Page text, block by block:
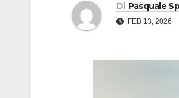
Di Pasquale
FEB 13, 2026